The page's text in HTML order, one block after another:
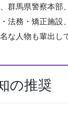
群馬県警察本部
法務・矯正施
な人物も輩出し
の推奨